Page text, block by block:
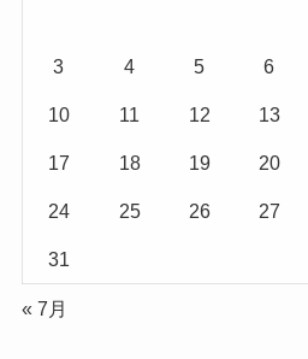
3 4 5 6
10 11 12 13
17 18 19 20
24 25 26 27
31
« 7月